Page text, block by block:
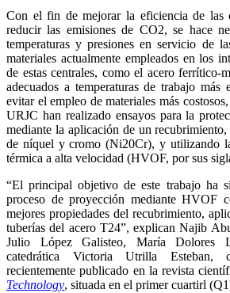
Con el fin de mejorar la eficiencia de las
reducir las emisiones de CO2, se hace
temperaturas y presiones en servicio de
materiales actualmente empleados en los
de estas centrales, como el acero ferrítico-
adecuados a temperaturas de trabajo
evitar el empleo de materiales más
URJC han realizado ensayos para la
mediante la aplicación de un recubrimiento,
de níquel y cromo (Ni20Cr), y utilizando
térmica a alta velocidad (HVOF, por sus
“El principal objetivo de este trabajo ha
proceso de proyección mediante HVOF
mejores propiedades del recubrimiento,
tuberías del acero T24”, explican Najib
Julio López Galisteo, María Dolores
catedrática Victoria Utrilla Esteban,
recientemente publicado en la revista
Technology, situada en el primer cuartirl